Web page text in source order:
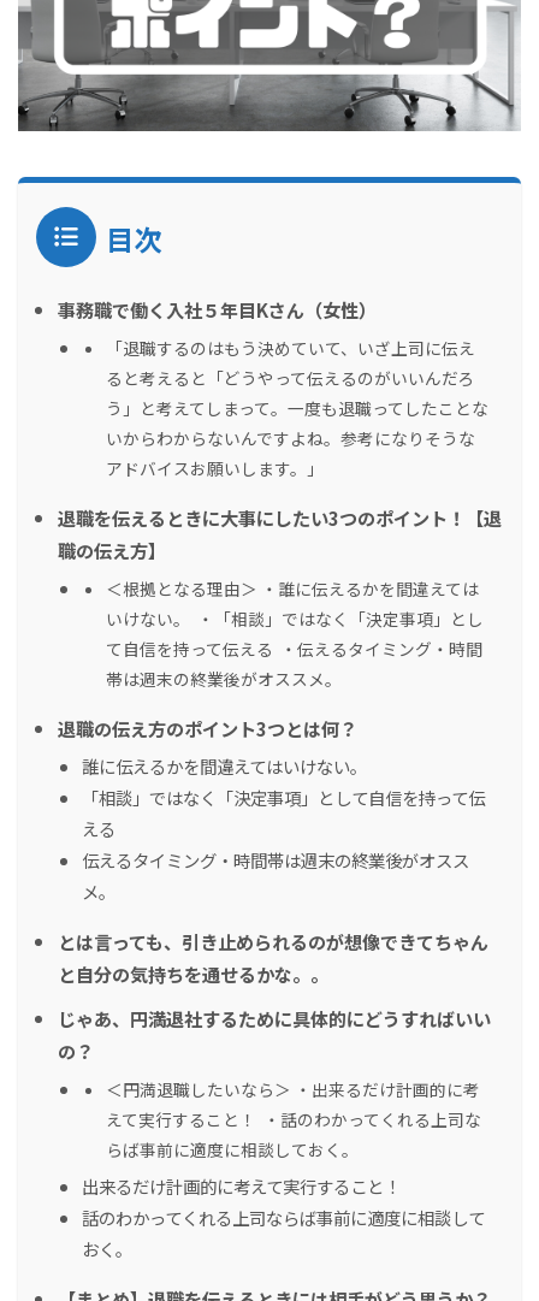
目次
事務職で働く入社５年目Kさん（女性）
「退職するのはもう決めていて、いざ上司に伝え
ると考えると「どうやって伝えるのがいいんだろ
う」と考えてしまって。一度も退職ってしたことな
いからわからないんですよね。参考になりそうな
アドバイスお願いします。」
退職を伝えるときに大事にしたい3つのポイント！【退
職の伝え方】
＜根拠となる理由＞ ・誰に伝えるかを間違えては
いけない。 ・「相談」ではなく「決定事項」とし
て自信を持って伝える ・伝えるタイミング・時間
帯は週末の終業後がオススメ。
退職の伝え方のポイント3つとは何？
誰に伝えるかを間違えてはいけない。
「相談」ではなく「決定事項」として自信を持って伝
える
伝えるタイミング・時間帯は週末の終業後がオスス
メ。
とは言っても、引き止められるのが想像できてちゃん
と自分の気持ちを通せるかな。。
じゃあ、円満退社するために具体的にどうすればいい
の？
＜円満退職したいなら＞ ・出来るだけ計画的に考
えて実行すること！ ・話のわかってくれる上司な
らば事前に適度に相談しておく。
出来るだけ計画的に考えて実行すること！
話のわかってくれる上司ならば事前に適度に相談して
おく。